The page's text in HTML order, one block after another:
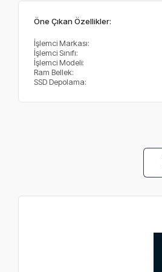
Öne Çıkan Özellikler:
İşlemci Markası:
İşlemci Sınıfı:
İşlemci Modeli:
Ram Bellek:
SSD Depolama: